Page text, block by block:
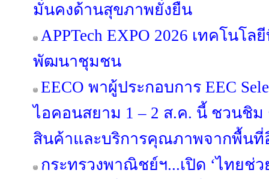
มั่นคงด้านสุขภาพยั่งยืน
APPTech EXPO 2026 เทคโนโล
พัฒนาชุมชน
EECO พาผู้ประกอบการ EEC
ไอคอนสยาม 1 – 2 ส.ค. นี้ ชวนชิ
สินค้าและบริการคุณภาพจากพื้นที่
กระทรวงพาณิชย์ฯ...เปิด ‘ไทยช่ว